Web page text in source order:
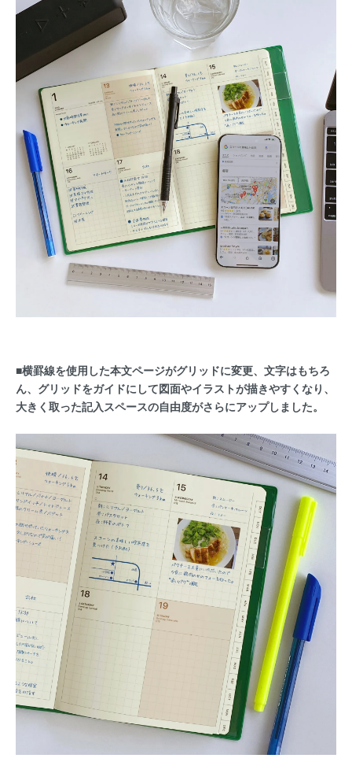
■横罫線を使用した本文ページがグリッドに変更、文字はもちろ
ん、グリッドをガイドにして図面やイラストが描きやすくなり、
大きく取った記入スペースの自由度がさらにアップしました。